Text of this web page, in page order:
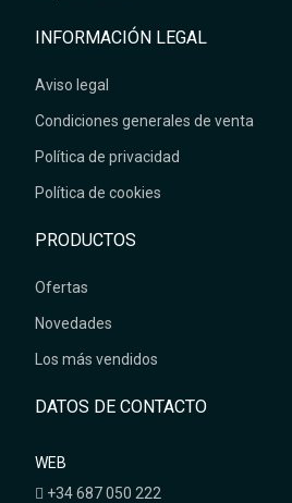
INFORMACIÓN LEGAL
Aviso legal
Condiciones generales de venta
Política de privacidad
Política de cookies
PRODUCTOS
Ofertas
Novedades
Los más vendidos
DATOS DE CONTACTO
WEB
+34 687 050 222